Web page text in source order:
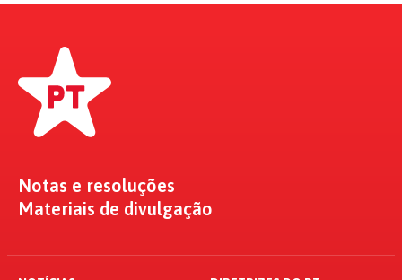
Notas e resoluções
Materiais de divulgação